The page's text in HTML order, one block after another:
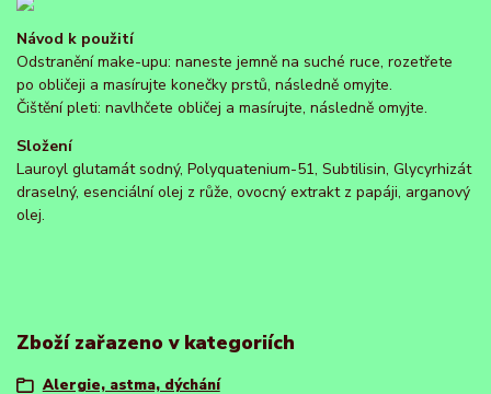
Návod k použití
Odstranění make-upu: naneste jemně na suché ruce, rozetřete
po obličeji a masírujte konečky prstů, následně omyjte.
Čištění pleti: navlhčete obličej a masírujte, následně omyjte.
Složení
Lauroyl glutamát sodný, Polyquatenium-51, Subtilisin, Glycyrhizát
draselný, esenciální olej z růže, ovocný extrakt z papáji, arganový
olej.
Zboží zařazeno v kategoriích
Alergie, astma, dýchání